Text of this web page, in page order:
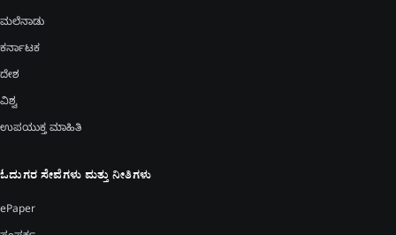
ಮಲೆನಾಡು
ಕರ್ನಾಟಕ
ದೇಶ
ವಿಶ್ವ
ಉಪಯುಕ್ತ ಮಾಹಿತಿ
ಓದುಗರ ಸೇವೆಗಳು ಮತ್ತು ನೀತಿಗಳು
ePaper